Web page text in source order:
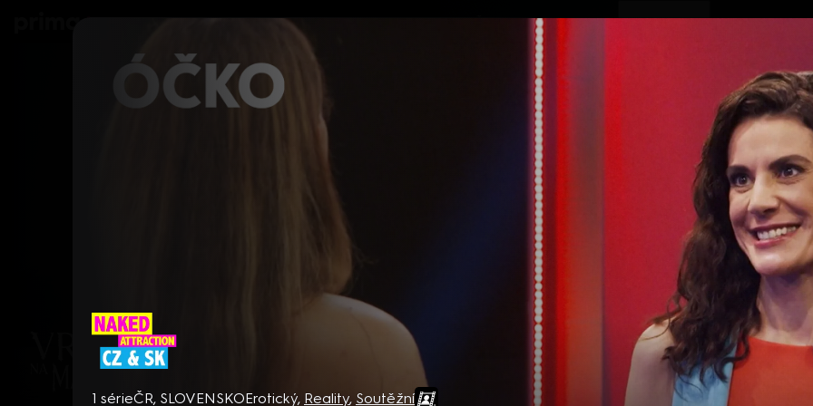
Seriály Filmy Děti TV program Operátoři
Naked Attraction CZ & SK
1 sérieČR, SLOVENSKOErotický, Reality, Soutěžní